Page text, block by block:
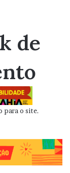
de
para o site.